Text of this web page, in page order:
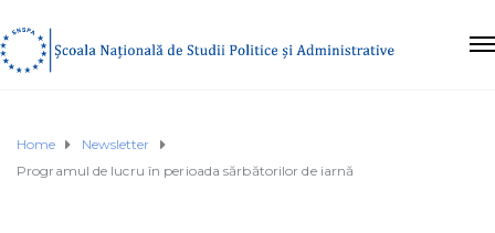
Home
Newsletter
Programul de lucru în perioada sărbătorilor de iarnă